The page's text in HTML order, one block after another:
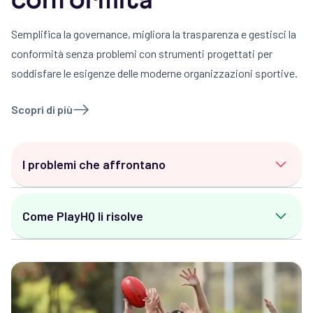
Semplifica la governance, migliora la trasparenza e gestisci la
conformità senza problemi con strumenti progettati per
soddisfare le esigenze delle moderne organizzazioni sportive.
Scopri di più
I problemi che affrontano
incompleti per gli organismi di finanziamento e
Lacune nella conformità:Garantire che i
controlli di idoneità, i requisiti di età e la
segnalazione degli incidenti siano gestiti
Come PlayHQ li risolve
Rapporti pronti per l'audit:Genera report puliti e
accurati per enti di finanziamento, consigli di
amministrazione e autorità di